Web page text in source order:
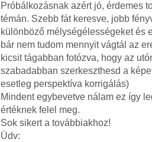
Próbálkozásnak azért jó, érdemes
témán. Szebb fát keresve, jobb
különböző mélységélességeket és
bár nem tudom mennyit vágtál az
kicsit tágabban fotózva, hogy az
szabadabban szerkeszthesd a
esetleg perspektíva korrigálás)
Mindent egybevetve nálam ez így
értéknek felel meg.
Sok sikert a továbbiakhoz!
Üdv: